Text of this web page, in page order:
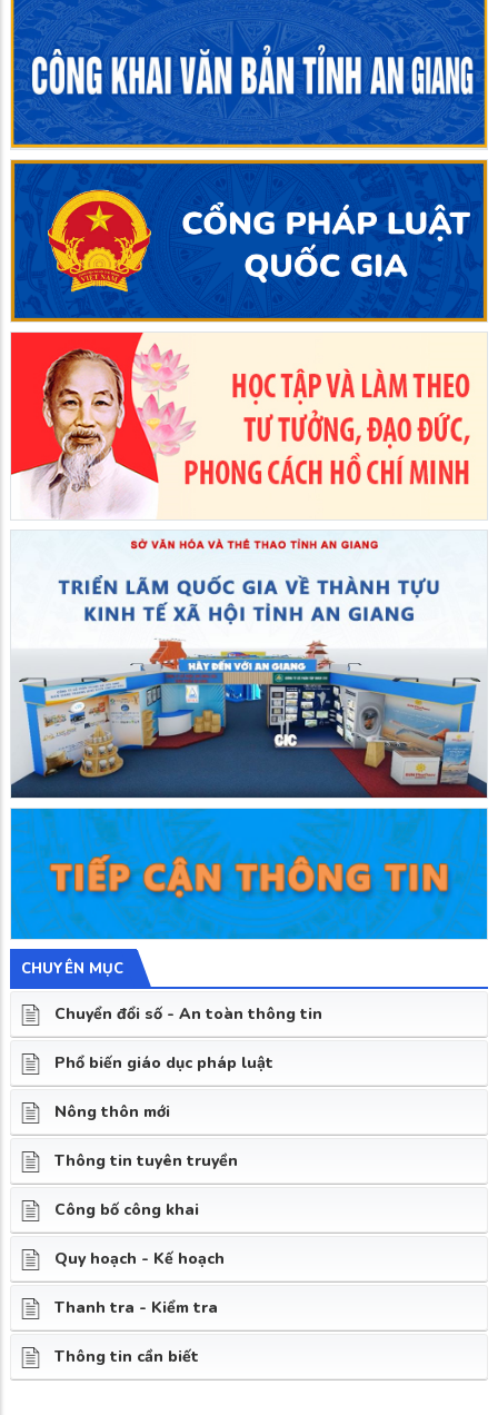
CHUYÊN MỤC
Chuyển đổi số - An toàn thông tin
Phổ biến giáo dục pháp luật
Nông thôn mới
Thông tin tuyên truyền
Công bố công khai
Quy hoạch - Kế hoạch
Thanh tra - Kiểm tra
Thông tin cần biết